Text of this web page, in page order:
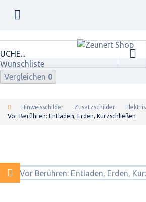
Wunschliste
Vergleichen 0
Hinweisschilder Zusatzschilder
Vor Berühren: Entladen, Erden, Kurzschließen